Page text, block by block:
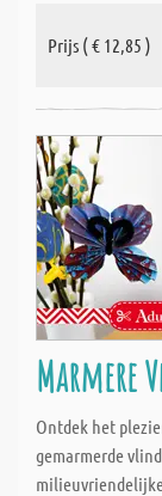
Prijs ( € 12,85 )
Ontdek het
gemarmerde